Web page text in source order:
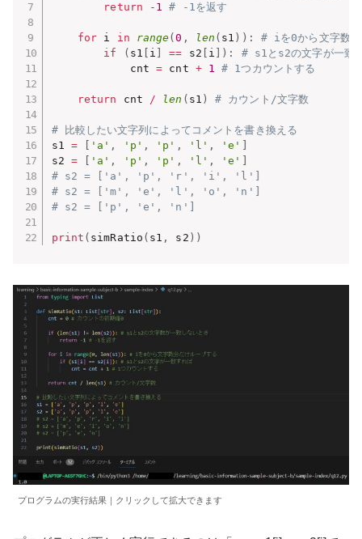
return
- 1 # -1を返す
for i in range(0 , len ( s1 ) ) :
# iを0から文字数分
if
( s1 i == s2 i ) :
# s1とs2の文字が一致
            cnt
= cnt + 1 # 1つカウントする
return cnt / len ( s1 ) # カウント/文字数
# 比較したい文字列によってコメントを書き換える
s1 = 'a' , 'p' , 'p' , 'l' , 'e'
s2 = 'a' , 'p' , 'p' , 'l' , 'e'
# s2 = ['a', 'p', 'r', 'i', 'l']
# s2 = ['m', 'e', 'l', 'o', 'n']
# s2 = ['p', 'e', 'n']
print ( simRatio ( s1 , s2 ) )
プログラムの実行結果｜クリックして拡大できます